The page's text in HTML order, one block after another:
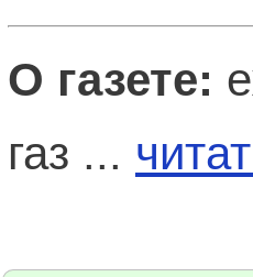
О газете:
газ ...